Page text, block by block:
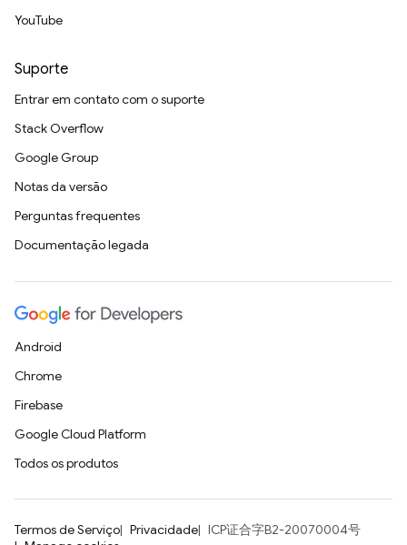
YouTube
Suporte
Entrar em contato com o suporte
Stack Overflow
Google Group
Notas da versão
Perguntas frequentes
Documentação legada
Android
Chrome
Firebase
Google Cloud Platform
Todos os produtos
Termos de Serviço Privacidade
ICP证合字B2-20070004号